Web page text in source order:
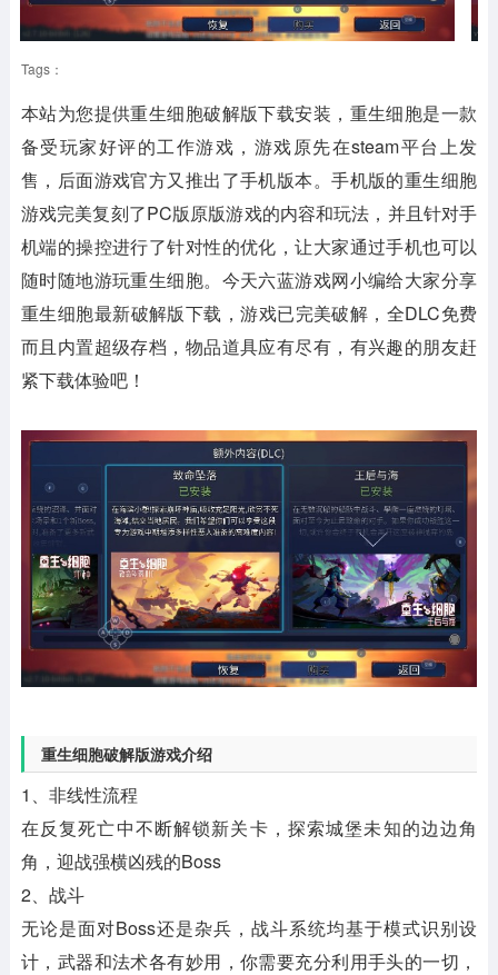
Tags：
本站为您提供重生细胞破解版下载安装 ，重生细胞是一款
备受玩家好评的工作游戏，游戏原先在steam平台上发
售，后面游戏官方又推出了手机版本。手机版的重生细胞
游戏完美复刻了PC版原版游戏的内容和玩法，并且针对手
机端的操控进行了针对性的优化，让大家通过手机也可以
随时随地游玩重生细胞。今天六蓝游戏网小编给大家分享
重生细胞最新破解版下载，游戏已完美破解，全DLC免费
而且内置超级存档，物品道具应有尽有，有兴趣的朋友赶
紧下载体验吧！
重生细胞破解版游戏介绍
1、非线性流程
在反复死亡中不断解锁新关卡，探索城堡未知的边边角
角，迎战强横凶残的Boss
2、战斗
无论是面对Boss还是杂兵，战斗系统均基于模式识别设
计，武器和法术各有妙用，你需要充分利用手头的一切，